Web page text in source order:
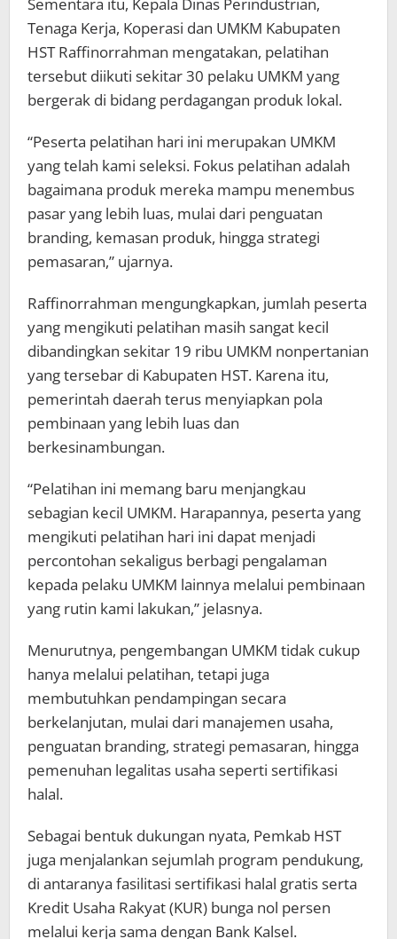
Tenaga Kerja, Koperasi dan UMKM Kabupaten
HST Raffinorrahman mengatakan, pelatihan
tersebut diikuti sekitar 30 pelaku UMKM yang
bergerak di bidang perdagangan produk lokal.
“Peserta pelatihan hari ini merupakan UMKM
yang telah kami seleksi. Fokus pelatihan adalah
bagaimana produk mereka mampu menembus
pasar yang lebih luas, mulai dari penguatan
branding, kemasan produk, hingga strategi
pemasaran,” ujarnya.
Raffinorrahman mengungkapkan, jumlah peserta
yang mengikuti pelatihan masih sangat kecil
dibandingkan sekitar 19 ribu UMKM nonpertanian
yang tersebar di Kabupaten HST. Karena itu,
pemerintah daerah terus menyiapkan pola
pembinaan yang lebih luas dan
berkesinambungan.
“Pelatihan ini memang baru menjangkau
sebagian kecil UMKM. Harapannya, peserta yang
mengikuti pelatihan hari ini dapat menjadi
percontohan sekaligus berbagi pengalaman
kepada pelaku UMKM lainnya melalui pembinaan
yang rutin kami lakukan,” jelasnya.
Menurutnya, pengembangan UMKM tidak cukup
hanya melalui pelatihan, tetapi juga
membutuhkan pendampingan secara
berkelanjutan, mulai dari manajemen usaha,
penguatan branding, strategi pemasaran, hingga
pemenuhan legalitas usaha seperti sertifikasi
halal.
Sebagai bentuk dukungan nyata, Pemkab HST
juga menjalankan sejumlah program pendukung,
di antaranya fasilitasi sertifikasi halal gratis serta
Kredit Usaha Rakyat (KUR) bunga nol persen
melalui kerja sama dengan Bank Kalsel.